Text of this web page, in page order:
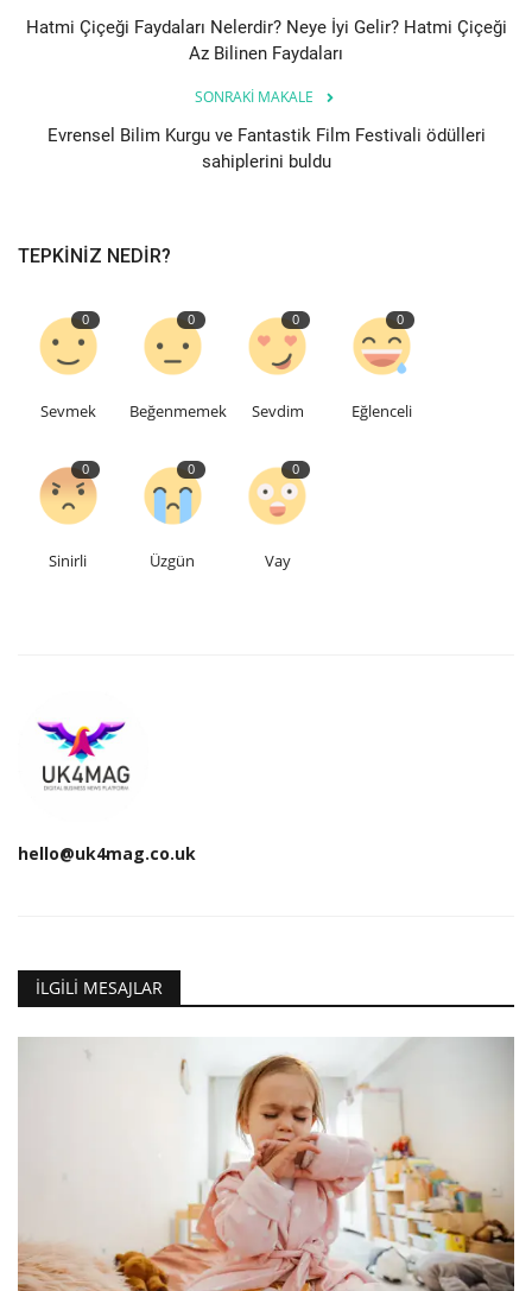
Hakkımızda
English Turkish
Hatmi Çiçeği Faydaları Nelerdir? Neye İyi Gelir? Hatmi Çiçeği
Az Bilinen Faydaları
SONRAKI MAKALE
Evrensel Bilim Kurgu ve Fantastik Film Festivali ödülleri
sahiplerini buldu
TEPKINIZ NEDIR?
0
Sevmek
0
Beğenmemek
0
Sevdim
0
Eğlenceli
0
Sinirli
0
Üzgün
0
Vay
hello@uk4mag.co.uk
İLGILI MESAJLAR